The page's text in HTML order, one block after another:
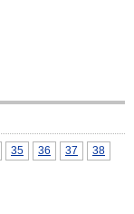
35 36 37
38